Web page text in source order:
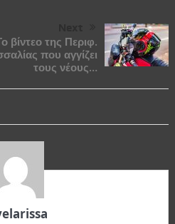
βίντεο της Περιφ.
που αγγίζει
τους νέους…